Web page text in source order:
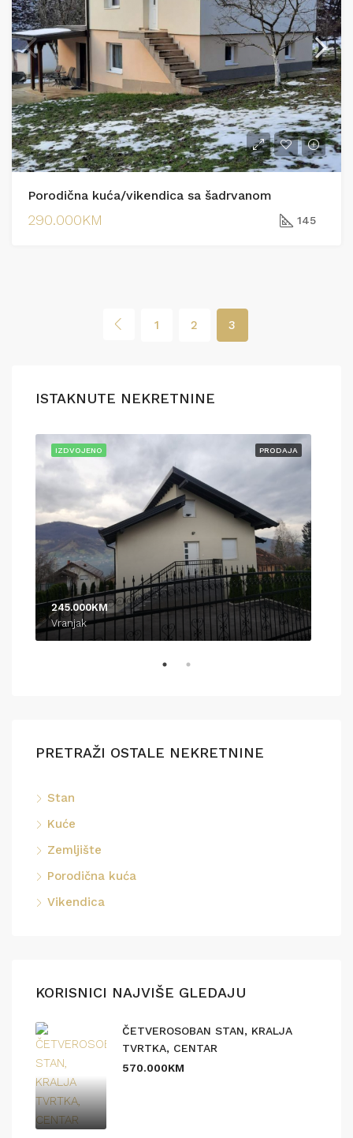
Porodična kuća/vikendica sa šadrvanom
290.000KM 145
1 2 3
ISTAKNUTE NEKRETNINE
PRODAJA
IZDVOJENO
245.000KM
Vranjak
PRETRAŽI OSTALE NEKRETNINE
Stan
Kuće
Zemljište
Porodična kuća
Vikendica
KORISNICI NAJVIŠE GLEDAJU
ČETVEROSOBAN STAN, KRALJA
TVRTKA, CENTAR
570.000KM